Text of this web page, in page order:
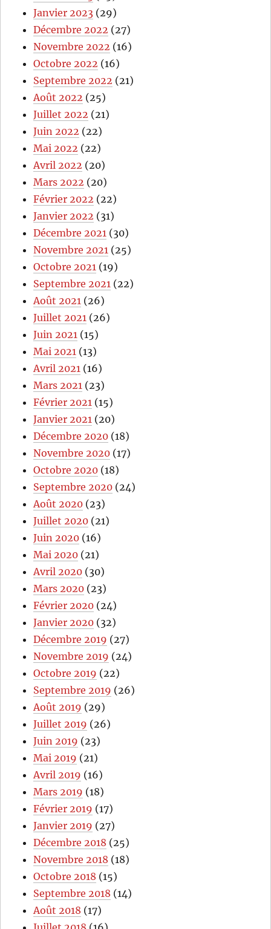
Janvier 2023 (29)
Décembre 2022 (27)
Novembre 2022 (16)
Octobre 2022 (16)
Septembre 2022 (21)
Août 2022 (25)
Juillet 2022 (21)
Juin 2022 (22)
Mai 2022 (22)
Avril 2022 (20)
Mars 2022 (20)
Février 2022 (22)
Janvier 2022 (31)
Décembre 2021 (30)
Novembre 2021 (25)
Octobre 2021 (19)
Septembre 2021 (22)
Août 2021 (26)
Juillet 2021 (26)
Juin 2021 (15)
Mai 2021 (13)
Avril 2021 (16)
Mars 2021 (23)
Février 2021 (15)
Janvier 2021 (20)
Décembre 2020 (18)
Novembre 2020 (17)
Octobre 2020 (18)
Septembre 2020 (24)
Août 2020 (23)
Juillet 2020 (21)
Juin 2020 (16)
Mai 2020 (21)
Avril 2020 (30)
Mars 2020 (23)
Février 2020 (24)
Janvier 2020 (32)
Décembre 2019 (27)
Novembre 2019 (24)
Octobre 2019 (22)
Septembre 2019 (26)
Août 2019 (29)
Juillet 2019 (26)
Juin 2019 (23)
Mai 2019 (21)
Avril 2019 (16)
Mars 2019 (18)
Février 2019 (17)
Janvier 2019 (27)
Décembre 2018 (25)
Novembre 2018 (18)
Octobre 2018 (15)
Septembre 2018 (14)
Août 2018 (17)